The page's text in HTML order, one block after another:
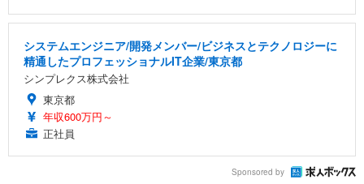
システムエンジニア/開発メンバー/ビジネスとテクノロジーに
精通したプロフェッショナルIT企業/東京都
シンプレクス株式会社
東京都
年収600万円～
正社員
Sponsored by